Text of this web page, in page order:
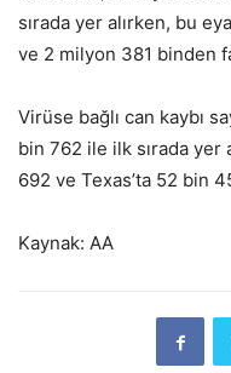
sırada yer alırken, bu
ve 2 milyon 381 binden
Virüse bağlı can kaybı
bin 762 ile ilk sırada yer
692 ve Texas’ta 52 bin
Kaynak: AA